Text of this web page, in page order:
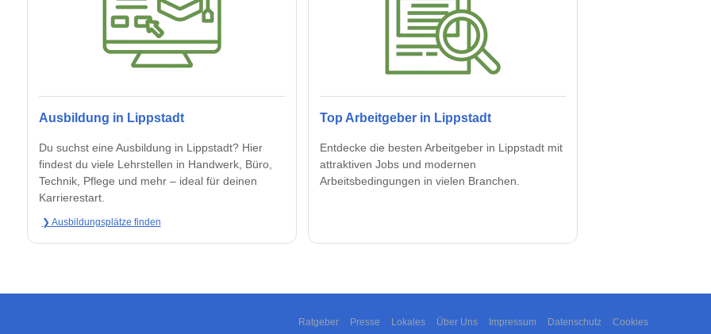
Ausbildung in Lippstadt
Du suchst eine Ausbildung in Lippstadt? Hier
findest du viele Lehrstellen in Handwerk, Büro,
Technik, Pflege und mehr – ideal für deinen
Karrierestart.
❯ Ausbildungsplätze finden
Top Arbeitgeber in Lippstadt
Entdecke die besten Arbeitgeber in Lippstadt mit
attraktiven Jobs und modernen
Arbeitsbedingungen in vielen Branchen.
Ratgeber Presse Lokales Über Uns Impressum Datenschutz Cookies